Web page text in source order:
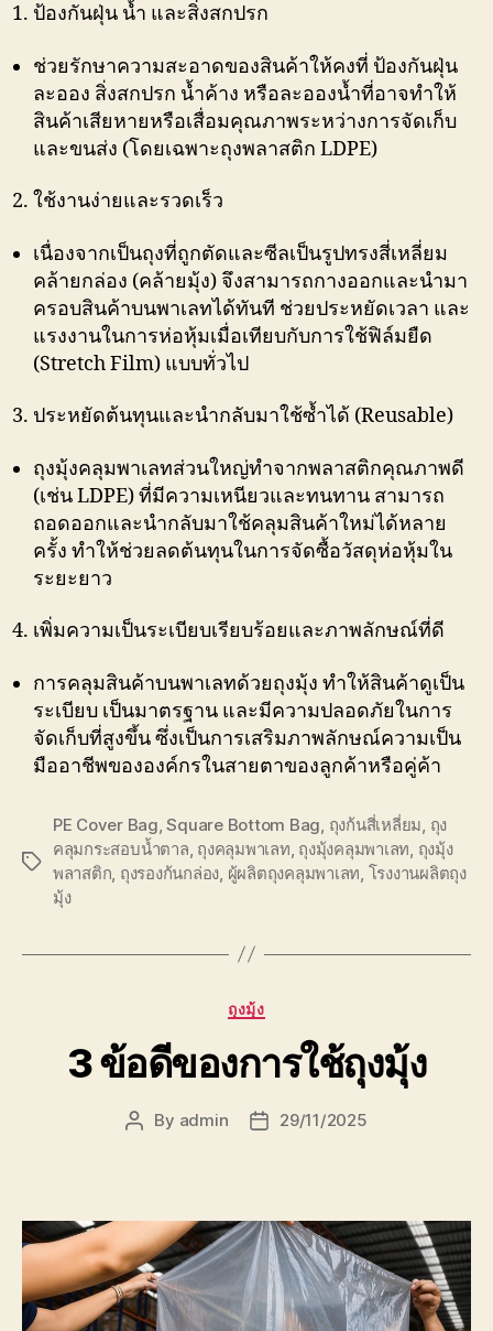
ป้องกันฝุ่น น้ำ และสิ่งสกปรก
ช่วยรักษาความสะอาดของสินค้าให้คงที่ ป้องกันฝุ่น
ละออง สิ่งสกปรก น้ำค้าง หรือละอองน้ำที่อาจทำให้
สินค้าเสียหายหรือเสื่อมคุณภาพระหว่างการจัดเก็บ
และขนส่ง (โดยเฉพาะถุงพลาสติก LDPE)
ใช้งานง่ายและรวดเร็ว
เนื่องจากเป็นถุงที่ถูกตัดและซีลเป็นรูปทรงสี่เหลี่ยม
คล้ายกล่อง (คล้ายมุ้ง) จึงสามารถกางออกและนำมา
ครอบสินค้าบนพาเลทได้ทันที ช่วยประหยัดเวลา และ
แรงงานในการห่อหุ้มเมื่อเทียบกับการใช้ฟิล์มยืด
(Stretch Film) แบบทั่วไป
ประหยัดต้นทุนและนำกลับมาใช้ซ้ำได้ (Reusable)
ถุงมุ้งคลุมพาเลทส่วนใหญ่ทำจากพลาสติกคุณภาพดี
(เช่น LDPE) ที่มีความเหนียวและทนทาน สามารถ
ถอดออกและนำกลับมาใช้คลุมสินค้าใหม่ได้หลาย
ครั้ง ทำให้ช่วยลดต้นทุนในการจัดซื้อวัสดุห่อหุ้มใน
ระยะยาว
เพิ่มความเป็นระเบียบเรียบร้อยและภาพลักษณ์ที่ดี
การคลุมสินค้าบนพาเลทด้วยถุงมุ้ง ทำให้สินค้าดูเป็น
ระเบียบ เป็นมาตรฐาน และมีความปลอดภัยในการ
จัดเก็บที่สูงขึ้น ซึ่งเป็นการเสริมภาพลักษณ์ความเป็น
มืออาชีพขององค์กรในสายตาของลูกค้าหรือคู่ค้า
Tags
PE Cover Bag ,Square Bottom Bag ถุงก้นสี่เหลี่ยม ถุง
คลุมกระสอบน้ำตาล ถุงคลุมพาเลท ถุงมุ้งคลุมพาเลท ถุงมุ้ง
พลาสติก ถุงรองก้นกล่อง ผู้ผลิตถุงคลุมพาเลท โรงงานผลิตถุง
มุ้ง
Categories
ถุงมุ้ง
3 ข้อดีของการใช้ถุงมุ้ง
Post
By admin
Post29/11/2025